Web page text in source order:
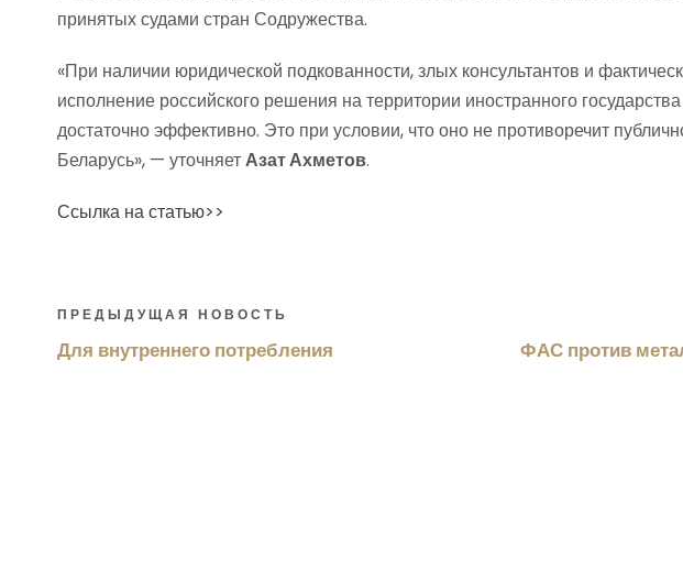
принятых судами стран Содружества.
«При наличии юридической подкованности, злых консультантов и
исполнение российского решения на территории иностранного
достаточно эффективно. Это при условии, что оно не противоречит
Беларусь», — уточняетАзат Ахметов.
Ссылка на статью>>
ПРЕДЫДУЩАЯ НОВОСТЬ
Для внутреннего потребления
ФАС против